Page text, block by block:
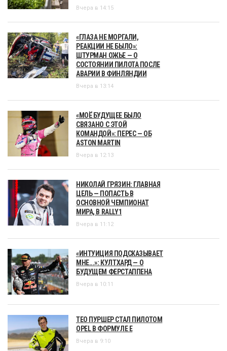
Вчера в 14:15
«ГЛАЗА НЕ МОРГАЛИ,
РЕАКЦИИ НЕ БЫЛО»:
ШТУРМАН ОЖЬЕ — О
СОСТОЯНИИ ПИЛОТА ПОСЛЕ
АВАРИИ В ФИНЛЯНДИИ
Вчера в 13:14
«МОЁ БУДУЩЕЕ БЫЛО
СВЯЗАНО С ЭТОЙ
КОМАНДОЙ»: ПЕРЕС — ОБ
ASTON MARTIN
Вчера в 12:13
НИКОЛАЙ ГРЯЗИН: ГЛАВНАЯ
ЦЕЛЬ — ПОПАСТЬ В
ОСНОВНОЙ ЧЕМПИОНАТ
МИРА, В RALLY1
Вчера в 11:12
«ИНТУИЦИЯ ПОДСКАЗЫВАЕТ
МНЕ...»: КУЛТХАРД — О
БУДУЩЕМ ФЕРСТАППЕНА
Вчера в 10:11
ТЕО ПУРШЕР СТАЛ ПИЛОТОМ
OPEL В ФОРМУЛЕ Е
Вчера в 9:10